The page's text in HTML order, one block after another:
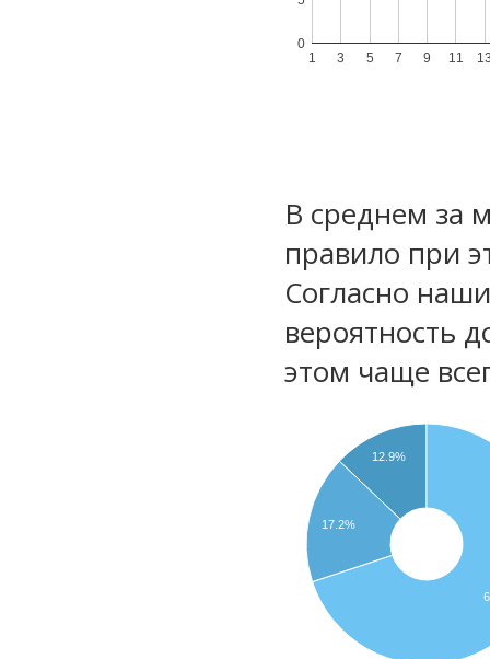
1 3 5 7 9 11
0
В среднем за
правило при
Согласно
вероятность
этом чаще
12.9%
17.2%